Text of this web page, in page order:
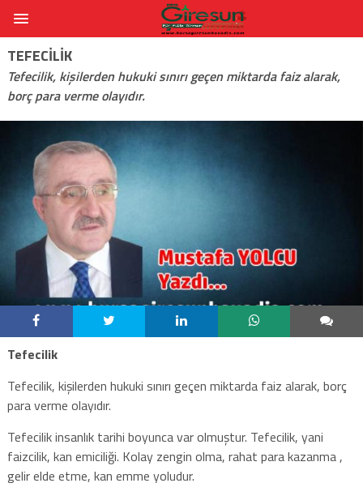
TEFECILIK
Tefecilik, kişilerden hukuki sınırı geçen miktarda faiz alarak,
borç para verme olayıdır.
Tefecilik
Tefecilik, kişilerden hukuki sınırı geçen miktarda faiz alarak, borç
para verme olayıdır.
Tefecilik insanlık tarihi boyunca var olmuştur. Tefecilik, yani
faizcilik, kan emiciliği. Kolay zengin olma, rahat para kazanma ,
gelir elde etme, kan emme yoludur.